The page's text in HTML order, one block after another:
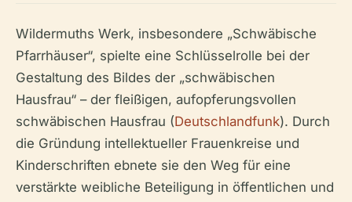
Wildermuths Werk, insbesondere „Schwäbische
Pfarrhäuser“, spielte eine Schlüsselrolle bei der
Gestaltung des Bildes der „schwäbischen
Hausfrau“ – der fleißigen, aufopferungsvollen
schwäbischen Hausfrau (Deutschlandfunk). Durch
die Gründung intellektueller Frauenkreise und
Kinderschriften ebnete sie den Weg für eine
verstärkte weibliche Beteiligung in öffentlichen und